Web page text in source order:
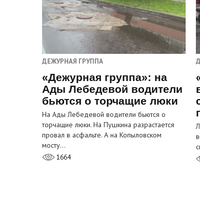
ДЕЖУРНАЯ ГРУППА
«Дежурная группа»: на
Ады Лебедевой водители
бьются о торчащие люки
На Ады Лебедевой водители бьются о
торчащие люки. На Пушкина разрастается
провал в асфальте. А на Копыловском
мосту…
1664